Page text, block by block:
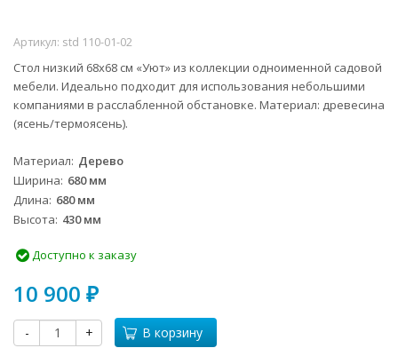
Артикул: std 110-01-02
Стол низкий 68x68 см «Уют» из коллекции одноименной садовой
мебели. Идеально подходит для использования небольшими
компаниями в расслабленной обстановке. Материал: древесина
(ясень/термоясень).
Материал Дерево
Ширина 680 мм
Длина 680 мм
Высота 430 мм
Доступно к заказу
10 900 ₽
- + В корзину